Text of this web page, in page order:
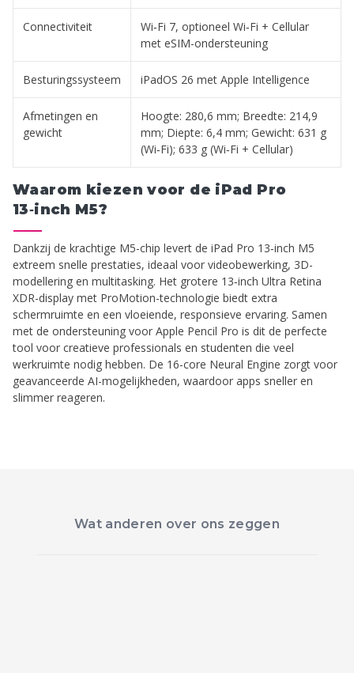
Connectiviteit
Wi‑Fi 7, optioneel Wi‑Fi + Cellular
met eSIM-ondersteuning
Besturingssysteem iPadOS 26 met Apple Intelligence
Afmetingen en
gewicht
Hoogte: 280,6 mm; Breedte: 214,9
mm; Diepte: 6,4 mm; Gewicht: 631 g
(Wi‑Fi); 633 g (Wi‑Fi + Cellular)
Waarom kiezen voor de iPad Pro
13‑inch M5?
Dankzij de krachtige M5-chip levert de iPad Pro 13‑inch M5
extreem snelle prestaties, ideaal voor videobewerking, 3D-
modellering en multitasking. Het grotere 13‑inch Ultra Retina
XDR-display met ProMotion-technologie biedt extra
schermruimte en een vloeiende, responsieve ervaring. Samen
met de ondersteuning voor Apple Pencil Pro is dit de perfecte
tool voor creatieve professionals en studenten die veel
werkruimte nodig hebben. De 16-core Neural Engine zorgt voor
geavanceerde AI-mogelijkheden, waardoor apps sneller en
slimmer reageren.
Wat anderen over ons zeggen